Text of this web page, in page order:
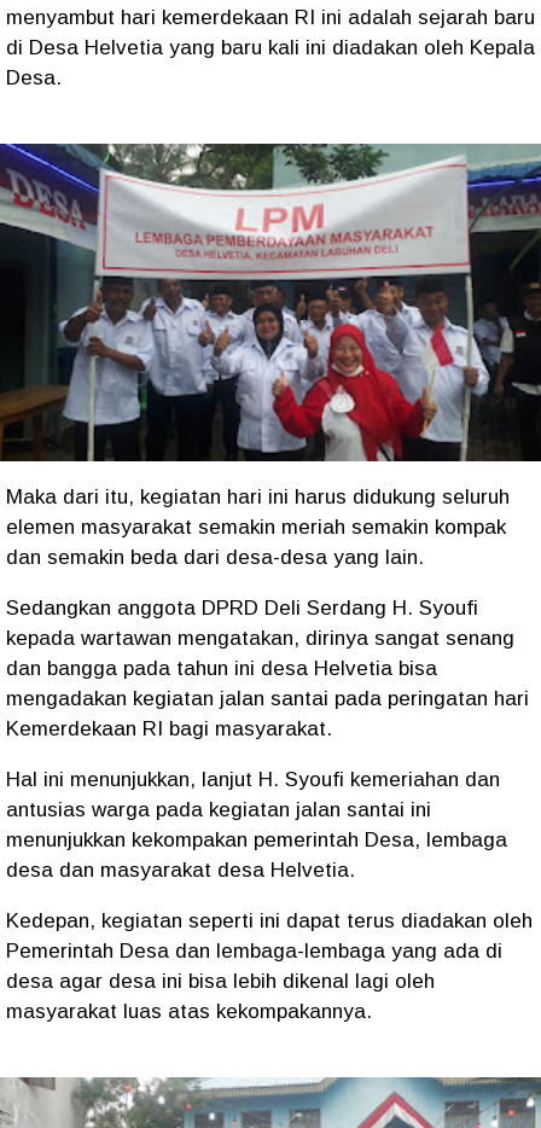
menyambut hari kemerdekaan RI ini adalah sejarah baru
di Desa Helvetia yang baru kali ini diadakan oleh Kepala
Desa.
Maka dari itu, kegiatan hari ini harus didukung seluruh
elemen masyarakat semakin meriah semakin kompak
dan semakin beda dari desa-desa yang lain.
Sedangkan anggota DPRD Deli Serdang H. Syoufi
kepada wartawan mengatakan, dirinya sangat senang
dan bangga pada tahun ini desa Helvetia bisa
mengadakan kegiatan jalan santai pada peringatan hari
Kemerdekaan RI bagi masyarakat.
Hal ini menunjukkan, lanjut H. Syoufi kemeriahan dan
antusias warga pada kegiatan jalan santai ini
menunjukkan kekompakan pemerintah Desa, lembaga
desa dan masyarakat desa Helvetia.
Kedepan, kegiatan seperti ini dapat terus diadakan oleh
Pemerintah Desa dan lembaga-lembaga yang ada di
desa agar desa ini bisa lebih dikenal lagi oleh
masyarakat luas atas kekompakannya.